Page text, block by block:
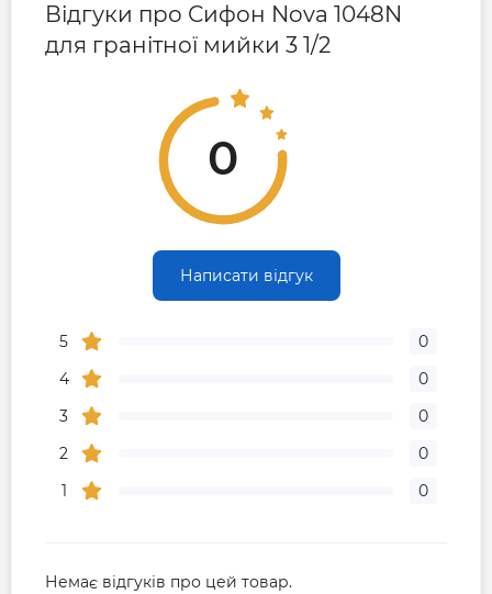
Відгуки про Сифон Nova 1048N
для гранітної мийки 3 1/2
0
Написати відгук
5
0
4
0
3
0
2
0
1
0
Немає відгуків про цей товар.